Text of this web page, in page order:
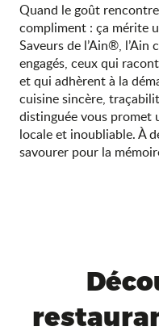
Quand le goût
compliment : ça mérite
Saveurs de l’Ain®, l’Ain
engagés, ceux qui
et qui adhèrent à la
cuisine sincère,
distinguée vous promet
locale et inoubliable. À
savourer pour la